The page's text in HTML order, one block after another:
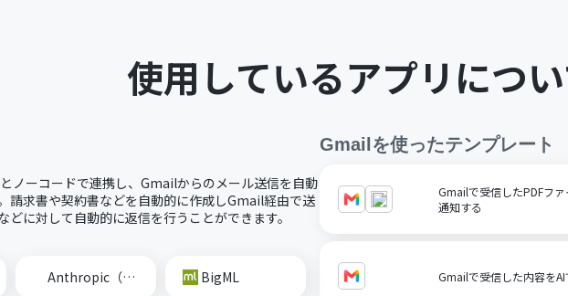
使用しているアプリにつ
ノーコードで連携し、Gmailからのメール送信を自動
請求書や契約書などを自動的に作成しGmail経由で送
どに対して自動的に返信を行うことができます。
Anthropic（Claude） BigML
Gmail を使ったテンプレート
Gmailで受信したPDFフ
通知する
Gmailで受信した内容を